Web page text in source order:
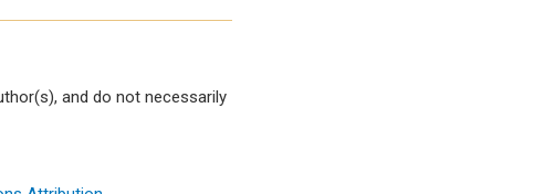
and do not necessarily